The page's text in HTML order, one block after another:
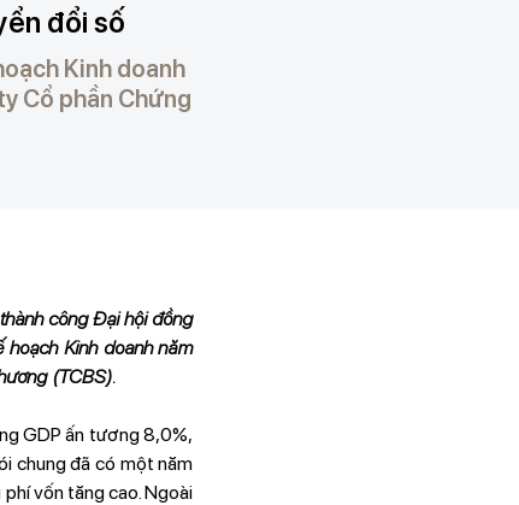
đổi số
Kinh doanh
Cổ phần Chứng
công Đại hội đồng
Kinh doanh năm
(TCBS).
GDP ấn tương 8,0%,
chung đã có một năm
vốn tăng cao. Ngoài